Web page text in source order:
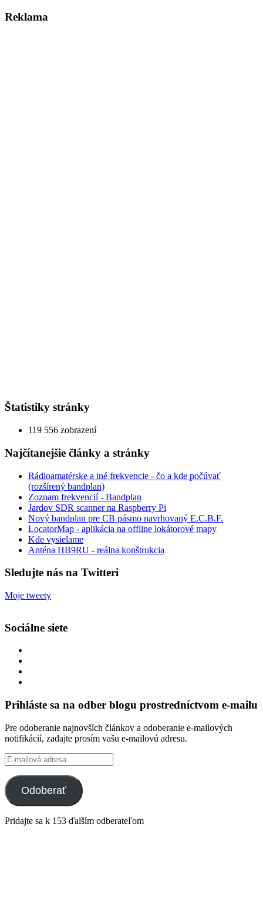
Reklama
Štatistiky stránky
119 556 zobrazení
Najčítanejšie články a stránky
Rádioamatérske a iné frekvencie - čo a kde počúvať
(rozšírený bandplan)
Zoznam frekvencií - Bandplan
Jardov SDR scanner na Raspberry Pi
Nový bandplan pre CB pásmo navrhovaný E.C.B.F.
LocatorMap - aplikácia na offline lokátorové mapy
Kde vysielame
Anténa HB9RU - reálna konštrukcia
Sledujte nás na Twitteri
Moje tweety
Sociálne siete
Twitter
na
tekkoooo
YouTube
Prihláste sa na odber blogu prostredníctvom e-mailu
Pre odoberanie najnovších článkov a odoberanie e-mailových
notifikácií, zadajte prosím vašu e-mailovú adresu.
E-
mailová
adresa
Odoberať
Pridajte sa k 153 ďalším odberateľom